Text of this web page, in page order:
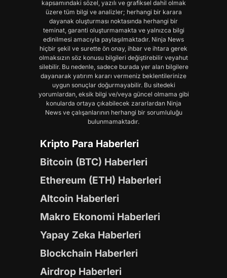
kapsamındaki sözel, yazılı ve grafiksel dahil olmak
üzere tüm bilgi ve analizler; herhangi bir karara
dayanak oluşturması noktasında herhangi bir
teminat, garanti oluşturmamakta ve yalnızca bilgi
edinilmesi amacıyla paylaşılmaktadır. Ninja News
hiçbir şekil ve surette ön onay, ihbar ve ihtara gerek
olmaksızın söz konusu bilgileri değiştirebilir veyahut
silebilir. Bu nedenle, sadece burada yer alan bilgilere
dayanarak yatırım kararı vermeniz beklentilerinize
uygun sonuçlar doğurmayabilir. Bu sitedeki
yorumlardan, eksik bilgi ve/veya güncel olmama gibi
konularda ortaya çıkabilecek zararlardan Ninja
News ve çalışanlarının herhangi bir sorumluluğu
bulunmamaktadır.
Kripto Para Haberleri
Bitcoin (BTC) Haberleri
Ethereum (ETH) Haberleri
Altcoin Haberleri
Makro Ekonomi Haberleri
Yapay Zeka Haberleri
Blockchain Haberleri
Airdrop Haberleri